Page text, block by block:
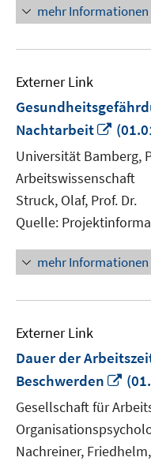
mehr Informationen
Externer Link
Nachtarbeit
In
neuem
öffnen
Universität Bamberg,
Arbeitswissenschaft
Struck, Olaf, Prof. Dr.
Quelle:
mehr Informationen
Externer Link
Dauer der
Beschwerden
In
Gesellschaft für
Nachreiner,